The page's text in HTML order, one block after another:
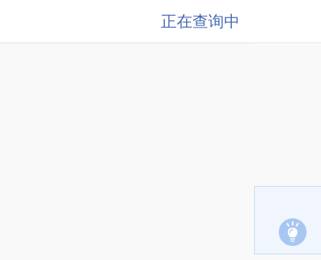
正在查询中